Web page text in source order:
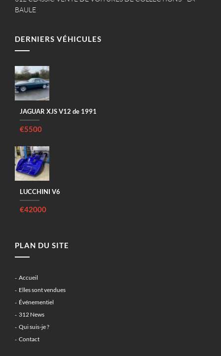
BAULE
DERNIERS VÉHICULES
JAGUAR XJS V12 de 1991
€5500
LUCCHINI V6
€42000
PLAN DU SITE
Accueil
Elles sont vendues
Événementiel
312 News
Qui suis-je ?
Contact